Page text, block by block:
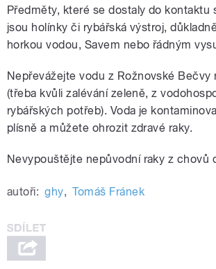
Předměty, které se dostaly do kontaktu
jsou holínky či rybářská výstroj,
horkou vodou, Savem nebo řádným
Nepřevážejte vodu z Rožnovské Bečvy
(třeba kvůli zalévání zeleně, z
rybářských potřeb). Voda je
plísně a můžete ohrozit zdravé raky.
Nevypouštějte nepůvodní raky z chovů
autoři: ghy, Tomáš Fránek